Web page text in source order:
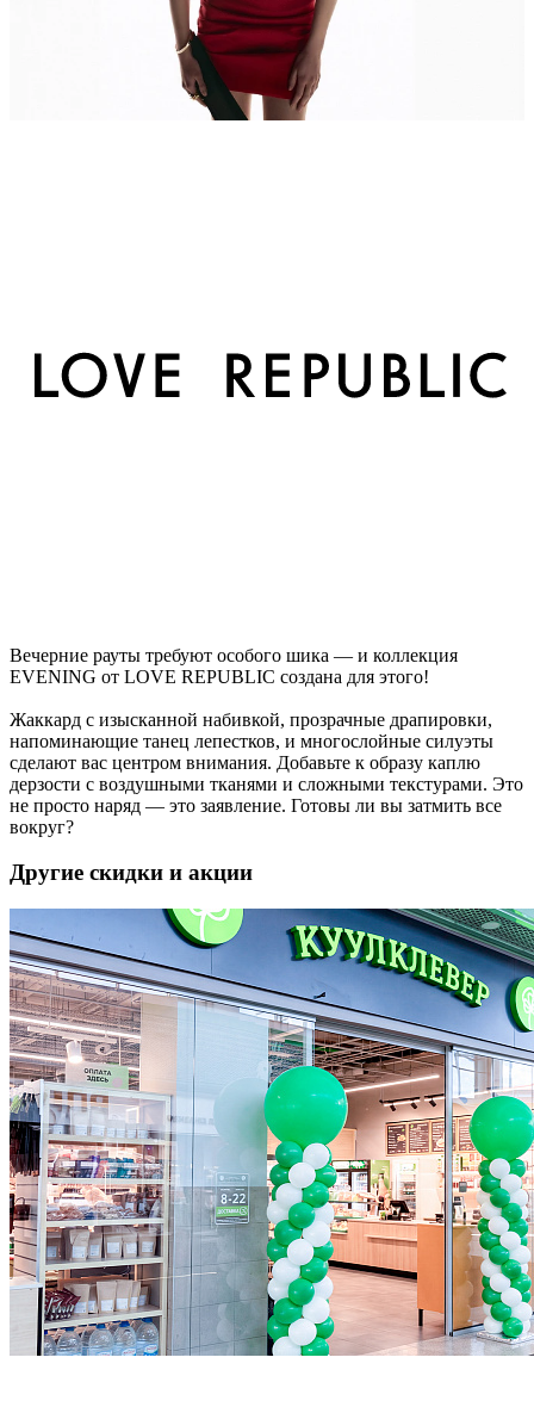
Вечерние рауты требуют особого шика — и коллекция
EVENING от LOVE REPUBLIC создана для этого!
Жаккард с изысканной набивкой, прозрачные драпировки,
напоминающие танец лепестков, и многослойные силуэты
сделают вас центром внимания. Добавьте к образу каплю
дерзости с воздушными тканями и сложными текстурами. Это
не просто наряд — это заявление. Готовы ли вы затмить все
вокруг?
Другие скидки и акции